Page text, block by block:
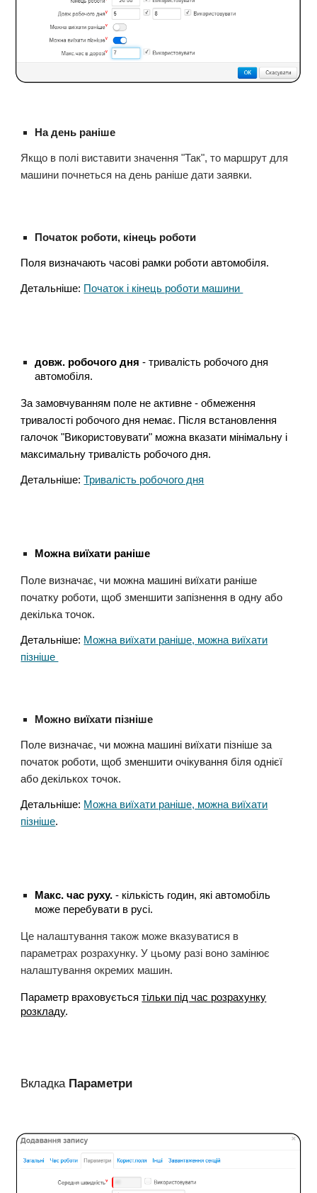
На день раніше
Якщо в полі виставити значення "Так", то маршрут для
машини почнеться на день раніше дати заявки.
Початок роботи, кінець роботи
Поля визначають часові рамки роботи автомобіля.
Детальніше: Початок і кінець роботи машини
довж. робочого дня- тривалість робочого дня
автомобіля.
За замовчуванням поле не активне - обмеження
тривалості робочого дня немає. Після встановлення
галочок "Використовувати" можна вказати мінімальну і
максимальну тривалість робочого дня.
Детальніше:Тривалість робочого дня
Можна виїхати раніше
Поле визначає, чи можна машині виїхати раніше
початку роботи, щоб зменшити запізнення в одну або
декілька точок.
Детальніше: Можна виїхати раніше, можна виїхати
пізніше
Можно виїхати пізніше
Поле визначає, чи можна машині виїхати пізніше за
початок роботи, щоб зменшити очікування біля однієї
або декількох точок.
Детальніше: Можна виїхати раніше, можна виїхати
пізніше.
Макс. час руху. - кількість годин, які автомобіль
може перебувати в русі.
Це налаштування також може вказуватися в
параметрах розрахунку. У цьому разі воно замінює
налаштування окремих машин.
Параметр враховуєтьсятільки під час розрахунку
розкладу.
Вкладка Параметри